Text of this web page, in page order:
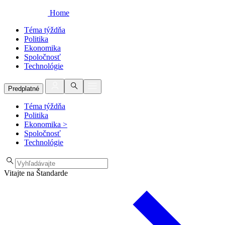
Home
Téma týždňa
Politika
Ekonomika
Spoločnosť
Technológie
Predplatné
Téma týždňa
Politika
Ekonomika >
Spoločnosť
Technológie
Vitajte na Štandarde